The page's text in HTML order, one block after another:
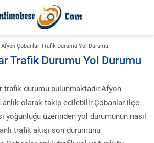
Afyon Çobanlar Trafik Durumu Yol Durumu
Trafik Durumu Yol Durumu
trafik durumu bulunmaktadır.Afyon
olarak takip edilebilir.Çobanlar ilçe
yoğunluğu üzerinden yol durumunun nasıl
trafik akışı son durumunu